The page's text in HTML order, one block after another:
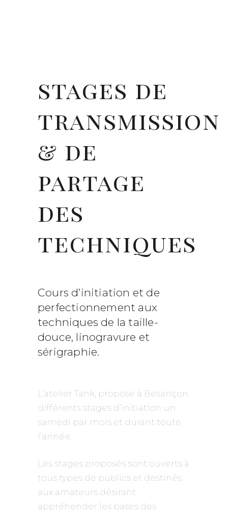
stages de
transmission
& de
partage
des
techniques
Cours d’initiation et de
perfectionnement aux
techniques de la taille-
douce, linogravure et
sérigraphie.
L’atelier Tank, propose à Besançon
différents stages d’initiation un
samedi par mois et durant toute
l’année.
Les stages proposés sont ouverts à
tous types de publics et destinés
aux amateurs désirant
appréhender les bases des